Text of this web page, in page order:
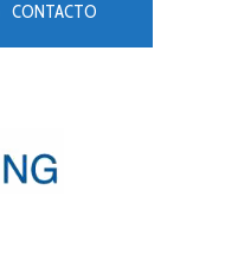
CONTACTO